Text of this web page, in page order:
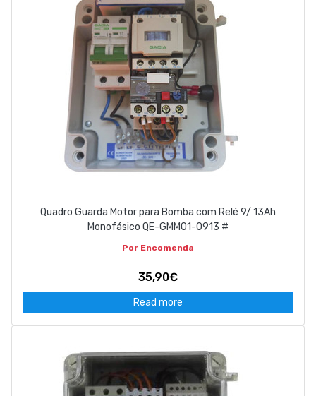
Quadro Guarda Motor para Bomba com Relé 9/ 13Ah
Monofásico QE-GMM01-0913 #
Por Encomenda
35,90€
Read more